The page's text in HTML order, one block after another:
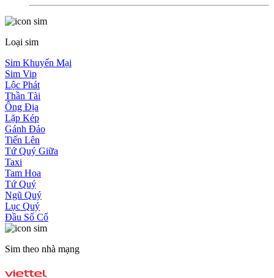
Loại sim
Sim Khuyến Mại
Sim Vip
Lộc Phát
Thần Tài
Ông Địa
Lặp Kép
Gánh Đảo
Tiến Lên
Tứ Quý Giữa
Taxi
Tam Hoa
Tứ Quý
Ngũ Quý
Lục Quý
Đầu Số Cổ
Sim theo nhà mạng